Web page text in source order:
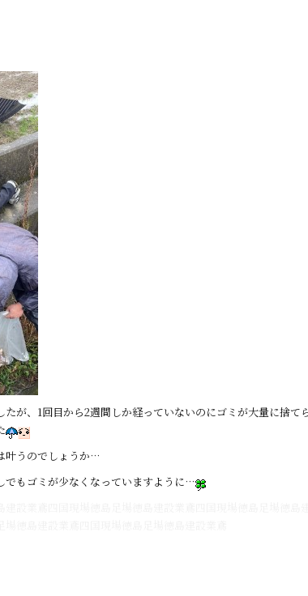
が、1回目から2週間しか経っていないのにゴミが大量に捨て
叶うのでしょうか…
でもゴミが少なくなっていますように…